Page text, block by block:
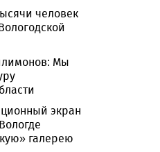
человек
Мы
экран
галерею